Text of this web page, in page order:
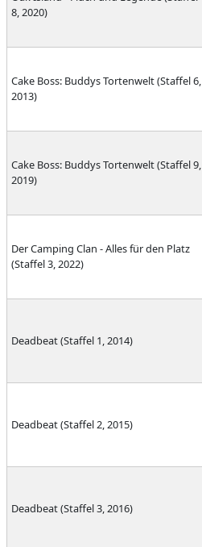
8, 2020)
Cake Boss: Buddys Tortenwelt (Staffel 6,
2013)
Cake Boss: Buddys Tortenwelt (Staffel 9,
2019)
Der Camping Clan - Alles für den Platz
(Staffel 3, 2022)
Deadbeat (Staffel 1, 2014)
Deadbeat (Staffel 2, 2015)
Deadbeat (Staffel 3, 2016)